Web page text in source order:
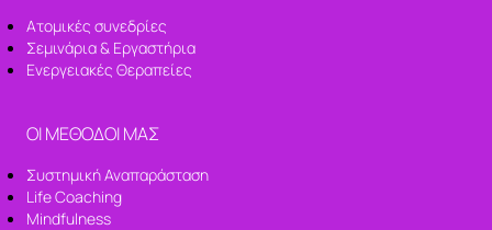
Ατομικές συνεδρίες
Σεμινάρια & Εργαστήρια
Ενεργειακές Θεραπείες
ΟΙ ΜΕΘΟΔΟΙ ΜΑΣ
Συστημική Αναπαράσταση
Life Coaching
Mindfulness